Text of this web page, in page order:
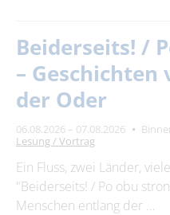
Beiderseits! /
– Geschichten
der Oder
06.08.2026 – 07.08.2026
Lesung / Vortrag
Ein Fluss, zwei Länder,
"Beiderseits! / Po obu
Menschen entlang der …